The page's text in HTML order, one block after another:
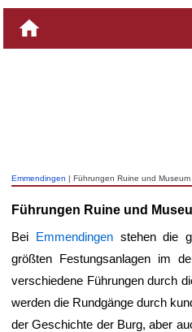
Emmendingen | Führungen Ruine und
Führungen Ruine und
Bei Emmendingenstehen die
größten Festungsanlagen im
verschiedene Führungen durch
werden die Rundgänge durch
der Geschichte der Burg, aber